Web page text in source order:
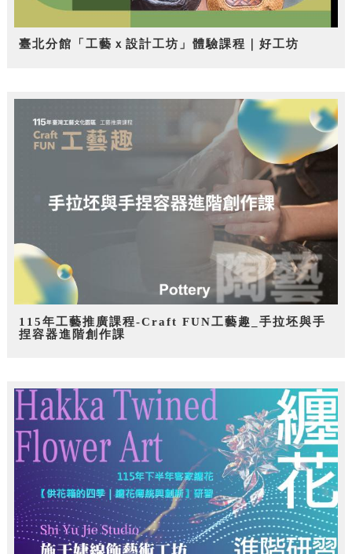
臺北分館「工藝ｘ設計工坊」體驗課程｜好工坊
115年工藝推廣課程-Craft FUN工藝趣_手拉坯與手
捏容器進階創作課